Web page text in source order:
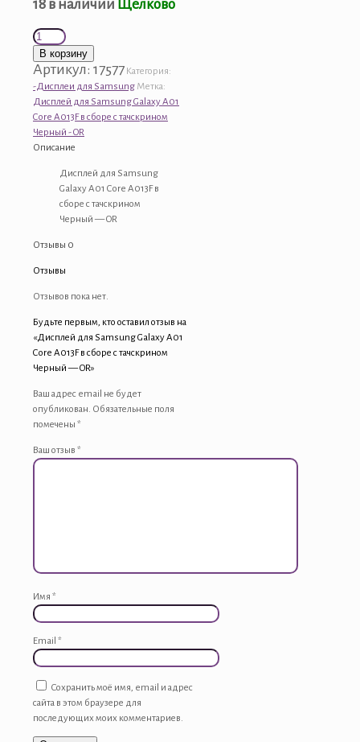
18 в наличии Щелково
Количество
товара
Дисплей
для
Samsung
Galaxy
A01
Core
тачскрином
-
В корзину
Артикул: 17577 Категория:
-Дисплеи для Samsung Метка:
Дисплей для Samsung Galaxy A01
Core A013F в сборе с тачскрином
Черный - OR
Описание
Дисплей для Samsung
Galaxy A01 Core A013F в
сборе с тачскрином
Черный — OR
Отзывы 0
Отзывы
Отзывов пока нет.
Будьте первым, кто оставил отзыв на
«Дисплей для Samsung Galaxy A01
Core A013F в сборе с тачскрином
Черный — OR»
Ваш адрес email не будет
опубликован. Обязательные поля
помечены *
Ваш отзыв *
Имя *
Email *
Сохранить моё имя, email и адрес
сайта в этом браузере для
последующих моих комментариев.